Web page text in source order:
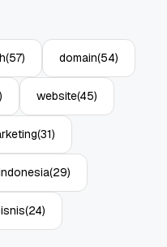
(57) domain(54)
website(45)
(31)
(29)
(24)